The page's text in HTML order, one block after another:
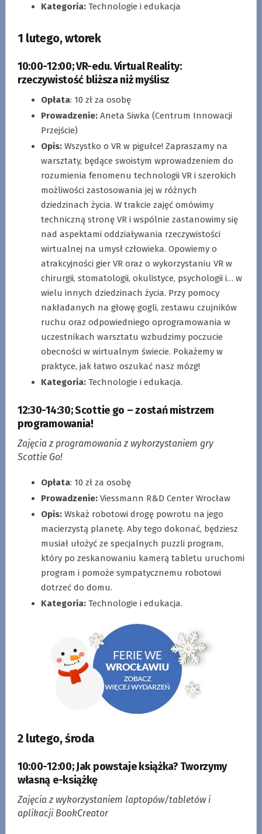
Kategoria:Technologie i edukacja
1 lutego, wtorek
10:00-12:00;VR-edu. Virtual Reality:
rzeczywistość bliższa niż myślisz
Opłata: 10 zł za osobę
Prowadzenie:Aneta Siwka (Centrum Innowacji
Przejście)
Opis:Wszystko o VR w pigułce! Zapraszamy na
warsztaty, będące swoistym wprowadzeniem do
rozumienia fenomenu technologii VR i szerokich
możliwości zastosowania jej w różnych
dziedzinach życia. W trakcie zajęć omówimy
techniczną stronę VR i wspólnie zastanowimy się
nad aspektami oddziaływania rzeczywistości
wirtualnej na umysł człowieka. Opowiemy o
atrakcyjności gier VR oraz o wykorzystaniu VR w
chirurgii, stomatologii, okulistyce, psychologii i… w
wielu innych dziedzinach życia. Przy pomocy
nakładanych na głowę gogli, zestawu czujników
ruchu oraz odpowiedniego oprogramowania w
uczestnikach warsztatu wzbudzimy poczucie
obecności w wirtualnym świecie. Pokażemy w
praktyce, jak łatwo oszukać nasz mózg!
Kategoria:Technologie i edukacja.
12:30-14:30;Scottie go – zostań mistrzem
programowania!
Zajęcia z programowania z wykorzystaniem gry
Scottie Go!
Opłata: 10 zł za osobę
Prowadzenie:Viessmann R&D Center Wrocław
Opis:Wskaż robotowi drogę powrotu na jego
macierzystą planetę. Aby tego dokonać, będziesz
musiał ułożyć ze specjalnych puzzli program,
który po zeskanowaniu kamerą tabletu uruchomi
program i pomoże sympatycznemu robotowi
dotrzeć do domu.
Kategoria:Technologie i edukacja.
2 lutego, środa
10:00-12:00;Jak powstaje książka? Tworzymy
własną e-książkę
Zajęcia z wykorzystaniem laptopów/tabletów i
aplikacji BookCreator